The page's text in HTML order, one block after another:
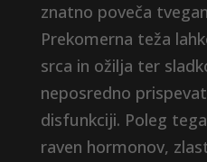
znatno poveča
Prekomerna teža
srca in ožilja ter
neposredno
disfunkciji. Poleg
raven hormonov,